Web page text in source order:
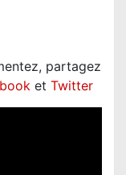
partagez
et Twitter